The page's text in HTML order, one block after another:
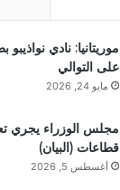
موريتانيا: نادي
على التوالي
مايو 24, 2026
مجلس الوزراء يجري
قطاعات (البيان)
أغسطس 5, 2026